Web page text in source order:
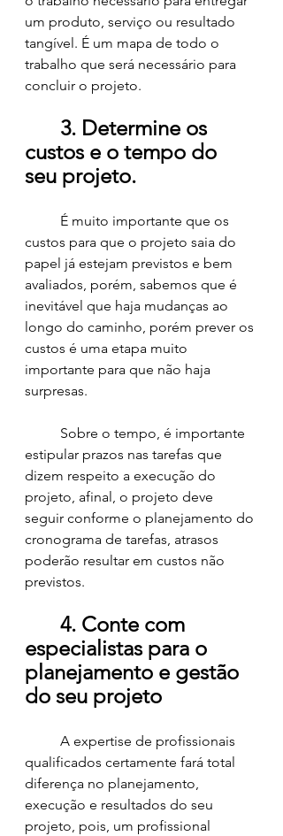
um produto, serviço ou resultado
tangível. É um mapa de todo o
trabalho que será necessário para
concluir o projeto.
3. Determine os
custos e o tempo do
seu projeto.
custos para que o projeto saia do
papel já estejam previstos e bem
avaliados, porém, sabemos que é
inevitável que haja mudanças ao
longo do caminho, porém prever os
custos é uma etapa muito
importante para que não haja
surpresas.
estipular prazos nas tarefas que
dizem respeito a execução do
projeto, afinal, o projeto deve
seguir conforme o planejamento do
cronograma de tarefas, atrasos
poderão resultar em custos não
previstos.
4. Conte com
especialistas para o
planejamento e gestão
do seu projeto
qualificados certamente fará total
diferença no planejamento,
execução e resultados do seu
projeto, pois, um profissional